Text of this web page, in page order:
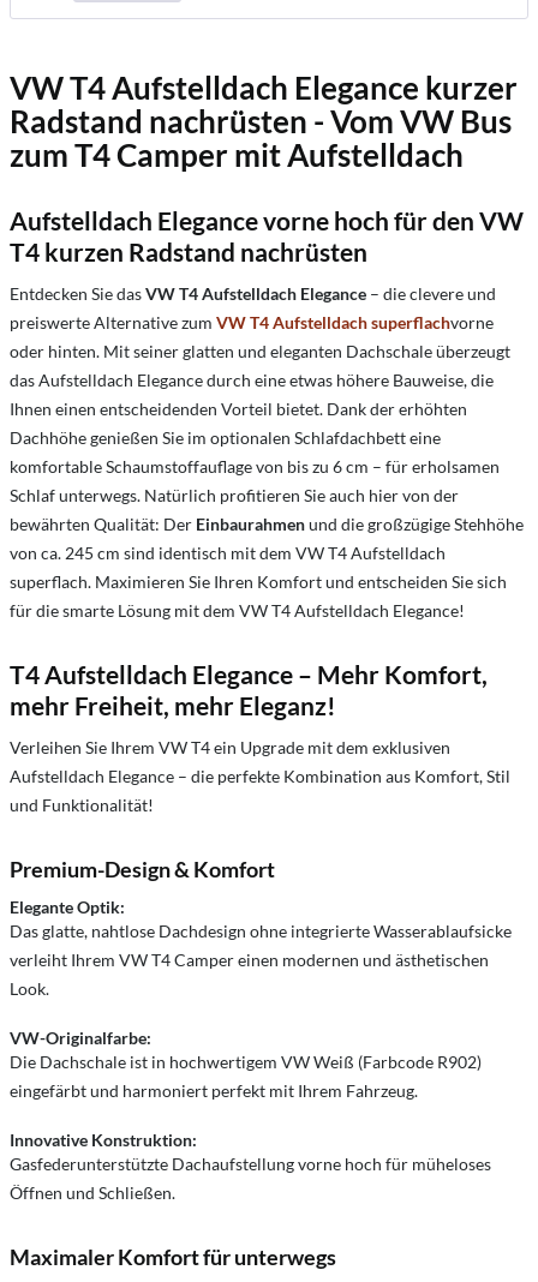
VW T4 Aufstelldach Elegance kurzer
Radstand nachrüsten - Vom VW Bus
zum T4 Camper mit Aufstelldach
Aufstelldach Elegance vorne hoch für den VW
T4 kurzen Radstand nachrüsten
Entdecken Sie dasVW T4 Aufstelldach Elegance – die clevere und
preiswerte Alternative zum VW T4 Aufstelldach superflachvorne
oder hinten. Mit seiner glatten und eleganten Dachschale überzeugt
das Aufstelldach Elegance durch eine etwas höhere Bauweise, die
Ihnen einen entscheidenden Vorteil bietet. Dank der erhöhten
Dachhöhe genießen Sie im optionalen Schlafdachbett eine
komfortable Schaumstoffauflage von bis zu 6 cm – für erholsamen
Schlaf unterwegs. Natürlich profitieren Sie auch hier von der
bewährten Qualität: Der Einbaurahmenund die großzügige Stehhöhe
von ca. 245 cm sind identisch mit dem VW T4 Aufstelldach
superflach. Maximieren Sie Ihren Komfort und entscheiden Sie sich
für die smarte Lösung mit dem VW T4 Aufstelldach Elegance!
T4 Aufstelldach Elegance – Mehr Komfort,
mehr Freiheit, mehr Eleganz!
Verleihen Sie Ihrem VW T4 ein Upgrade mit dem exklusiven
Aufstelldach Elegance – die perfekte Kombination aus Komfort, Stil
und Funktionalität!
Premium-Design & Komfort
Elegante Optik:
Das glatte, nahtlose Dachdesign ohne integrierte Wasserablaufsicke
verleiht Ihrem VW T4 Camper einen modernen und ästhetischen
Look.
VW-Originalfarbe:
Die Dachschale ist in hochwertigem VW Weiß (Farbcode R902)
eingefärbt und harmoniert perfekt mit Ihrem Fahrzeug.
Innovative Konstruktion:
Gasfederunterstützte Dachaufstellung vorne hoch für müheloses
Öffnen und Schließen.
Maximaler Komfort für unterwegs